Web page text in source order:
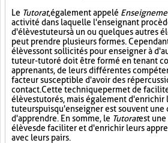
Le Tutorat, également appelé
activité dans laquelle l'enseignant
d'élèves tuteurs à un ou quelques autres
peut prendre plusieurs formes.
élèves sont sollicités pour enseigner à
tuteur-tutoré doit être formé en tenant
apprenants, de leurs différentes
facteur susceptible d'avoir des
contact. Cette technique permet de
élèves tutorés, mais également d'enrichir
tuteurs puisqu'enseigner est souvent une
d'apprendre. En somme, le Tutoratest
élèves de faciliter et d'enrichir leurs
avec leurs pairs.